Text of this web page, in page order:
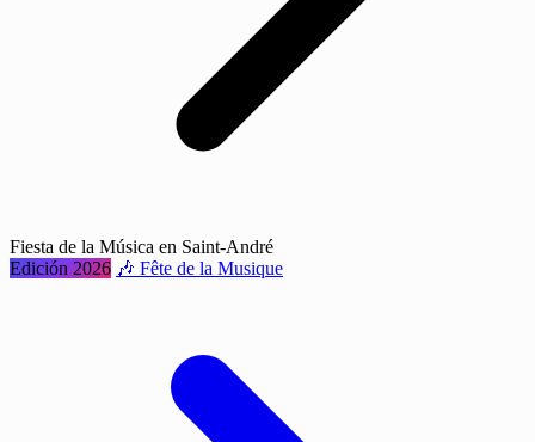
Fiesta de la Música en Saint-André
Edición 2026 🎶 Fête de la Musique